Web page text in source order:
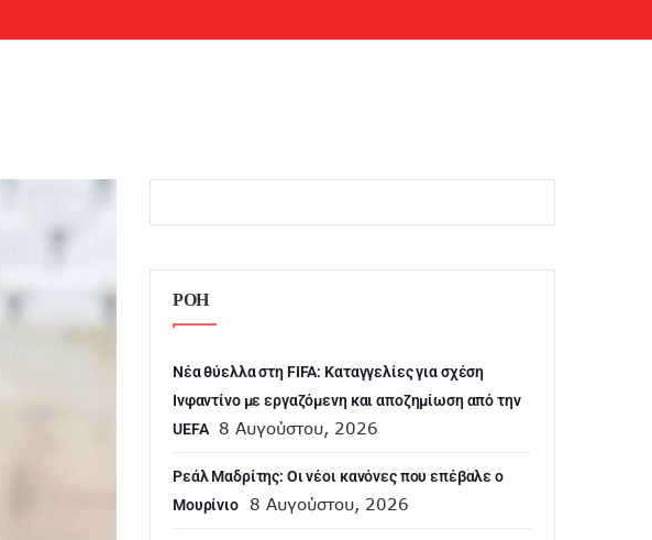
ΡΟΗ
Νέα θύελλα στη FIFA: Καταγγελίες για σχέση
Ινφαντίνο με εργαζόμενη και αποζημίωση από την
UEFA
8 Αυγούστου, 2026
Ρεάλ Μαδρίτης: Οι νέοι κανόνες που επέβαλε ο
Μουρίνιο
8 Αυγούστου, 2026